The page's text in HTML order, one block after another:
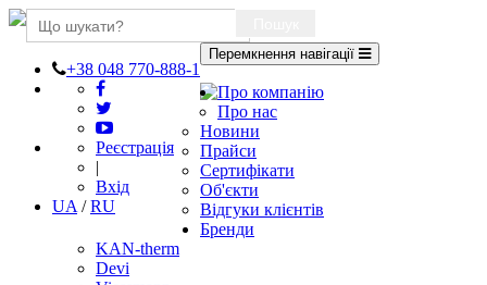
+38 048 770-888-1
Реєстрація
|
Вхід
UA /RU
Перемкнення навігації
Про компанію
Про нас
Новини
Прайси
Сертифікати
Об'єкти
Відгуки клієнтів
Бренди
KAN-therm
Devi